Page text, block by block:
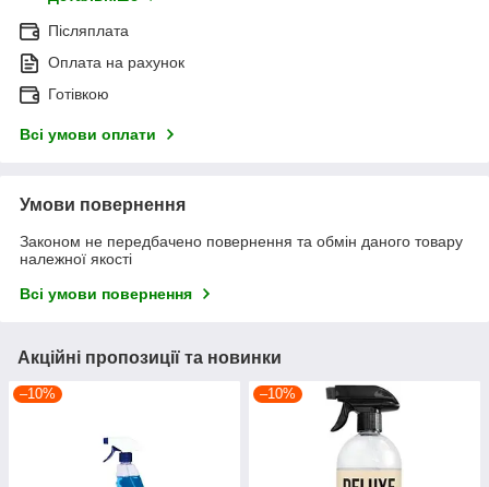
Післяплата
Оплата на рахунок
Готівкою
Всі умови оплати
Умови повернення
Законом не передбачено повернення та обмін даного товару
належної якості
Всі умови повернення
Акційні пропозиції та новинки
–10% –10%